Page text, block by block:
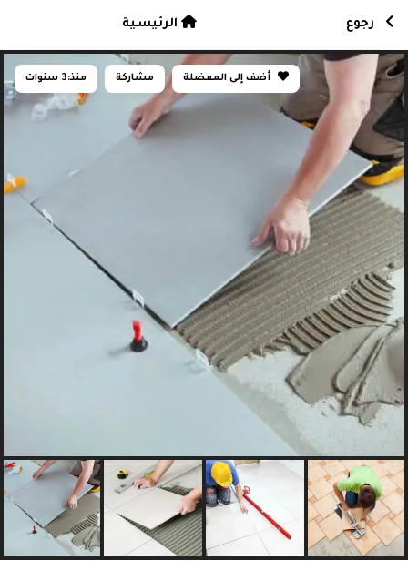
أضف إلى المفضلة مشاركة منذ:3 سنوات
رجوع الرئيسية